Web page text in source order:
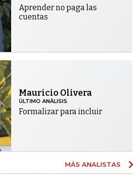
Aprender no paga las
cuentas
Mauricio Olivera
ÚLTIMO ANÁLISIS
Formalizar para incluir
MÁS ANALISTAS